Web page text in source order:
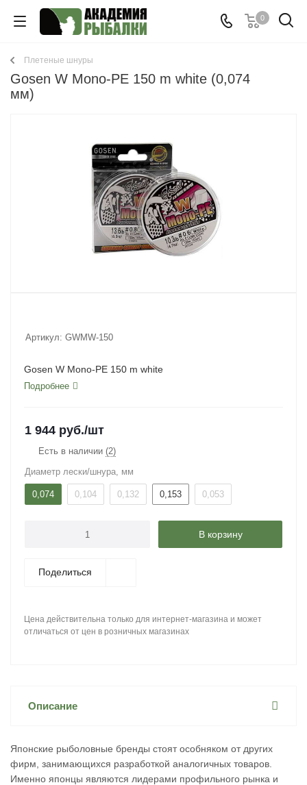
0
Плетеные шнуры
Gosen W Mono-PE 150 m white (0,074
мм)
Артикул: GWMW-150
Gosen W Mono-PE 150 m white
Подробнее
1 944 руб./шт
Есть в наличии (2)
Диаметр лески/шнура, мм
0,074 0,104 0,132 0,153 0,053
В корзину
Поделиться
Цена действительна только для интернет-магазина и может
отличаться от цен в розничных магазинах
Описание
Японские рыболовные бренды стоят особняком от других
фирм, занимающихся разработкой аналогичных товаров.
Именно японцы являются лидерами профильного рынка и